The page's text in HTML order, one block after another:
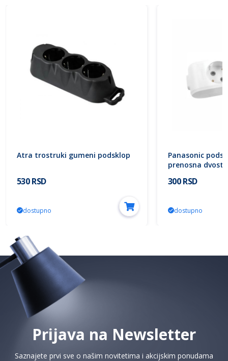
Atra trostruki gumeni podsklop
530 RSD
dostupno
Panasonic
prenosna
300 RSD
dostupno
Prijava na Newsletter
Saznajete prvi sve o našim novitetima i akcijskim ponudama